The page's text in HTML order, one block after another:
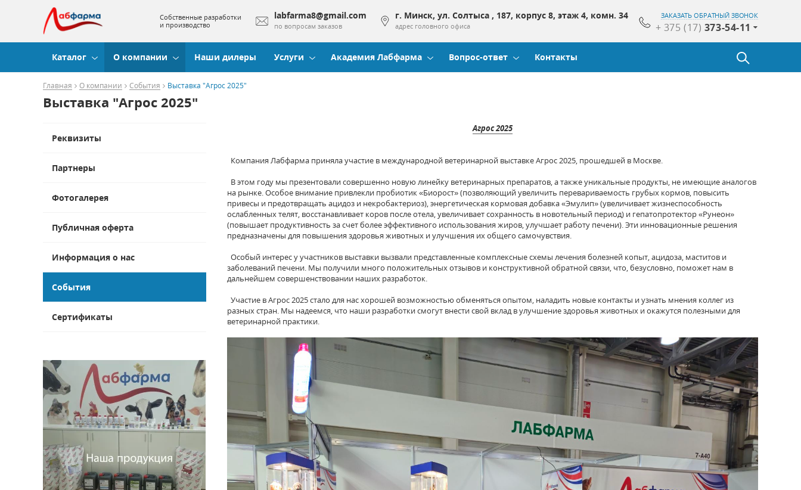
Собственные разработки
и производство
labfarma8@gmail.com
по вопросам заказов
г. Минск, ул. Солтыса , 187, корпус 8, этаж 4, комн. 34
адрес головного офиса
ЗАКАЗАТЬ ОБРАТНЫЙ ЗВОНОК
+ 375 (17) 373-54-11
Каталог О компании Наши дилеры Услуги Академия Лабфарма Вопрос-ответ Контакты
Главная О компании События Выставка "Агрос 2025"
Выставка "Агрос 2025"
Реквизиты
Партнеры
Фотогалерея
Публичная оферта
Информация о нас
События
Сертификаты
Агрос 2025
Компания Лабфарма приняла участие в международной ветеринарной выставкеАгрос 2025, прошедшей в Москве.
В этом году мы презентовалисовершенно новую линейку ветеринарных препаратов, а также уникальные продукты, не имеющие аналогов
на рынке.Особое внимание привлекли пробиотик «Биорост»(позволяющий увеличить перевариваемость грубых кормов, повысить
привесы и предотвращать ацидоз и некробактериоз),энергетическая кормовая добавка «Эмулип»(увеличиваетжизнеспособность
ослабленных телят, восстанавливает коров после отела,увеличивает сохранность в новотельный период) и гепатопротектор «Рунеон»
(повышает продуктивность за счет более эффективного использования жиров,улучшает работу печени). Эти инновационные решения
предназначены для повышения здоровья животных и улучшения их общего самочувствия.
Особый интерес у участников выставки вызвали представленные комплексныесхемы лечения болезней копыт, ацидоза, маститов и
заболеваний печени. Мы получили много положительных отзывов и конструктивной обратной связи, что,безусловно, поможет нам в
дальнейшем совершенствовании наших разработок.
Участие в Агрос 2025 стало для нас хорошей возможностью обменяться опытом, наладить новые контакты и узнать мнения коллег из
разных стран. Мы надеемся, что наши разработки смогут внести свой вклад в улучшение здоровья животных и окажутся полезными для
ветеринарной практики.